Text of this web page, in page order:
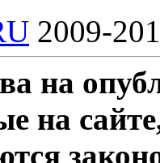
2009-
на
на